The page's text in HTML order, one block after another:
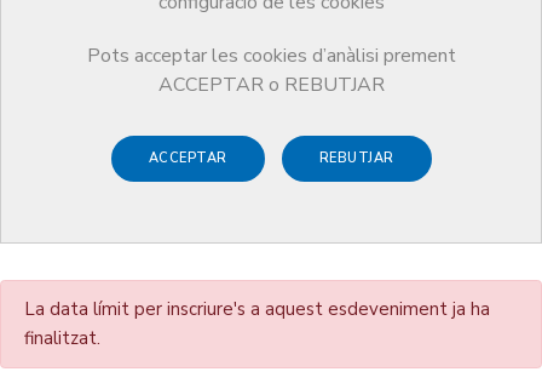
Pots acceptar les cookies d’anàlisi prement
ACCEPTAR o REBUTJAR
ACCEPTAR REBUTJAR
Acte de la Professió Mèdica
de l'Alt Penedès 2024
(Presencial)
La data límit per inscriure's a aquest esdeveniment ja ha
finalitzat.